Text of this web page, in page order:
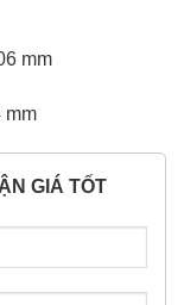
mm
mm
GIÁ TỐT